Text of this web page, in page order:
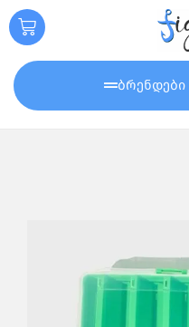
ბრენდები